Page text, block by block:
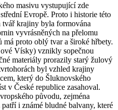
masivu vystupující zde
Evropě. Proto i historie této
tvář krajiny byla formována
vyvrásněných na přelomu
má proto oblý tvar a široké hřbety.
Vísky) vznikly sopečnou
materiály prorazily starý žulový
byl vzhled krajiny
který do Šluknovského
v České republice zasahoval.
původu, zejména
i známé bludné balvany, které